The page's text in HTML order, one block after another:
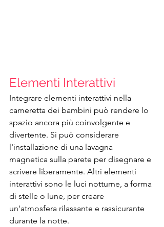
Elementi Interattivi
Integrare elementi interattivi nella
cameretta dei bambini può rendere lo
spazio ancora più coinvolgente e
divertente. Si può considerare
l'installazione di una lavagna
magnetica sulla parete per disegnare e
scrivere liberamente. Altri elementi
interattivi sono le luci notturne, a forma
di stelle o lune, per creare
un'atmosfera rilassante e rassicurante
durante la notte.